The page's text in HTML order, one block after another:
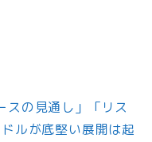
スの見通し」「リス
ルが底堅い展開は起